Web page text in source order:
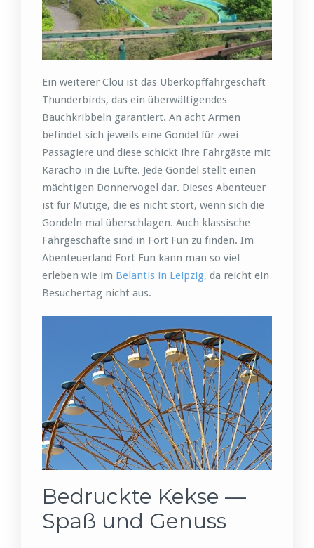
Ein weiterer Clou ist das Überkopffahrgeschäft
Thunderbirds, das ein überwältigendes
Bauchkribbeln garantiert. An acht Armen
befindet sich jeweils eine Gondel für zwei
Passagiere und diese schickt ihre Fahrgäste mit
Karacho in die Lüfte. Jede Gondel stellt einen
mächtigen Donnervogel dar. Dieses Abenteuer
ist für Mutige, die es nicht stört, wenn sich die
Gondeln mal überschlagen. Auch klassische
Fahrgeschäfte sind in Fort Fun zu finden. Im
Abenteuerland Fort Fun kann man so viel
erleben wie im Belantis in Leipzig, da reicht ein
Besuchertag nicht aus.
Bedruckte Kekse —
Spaß und Genuss